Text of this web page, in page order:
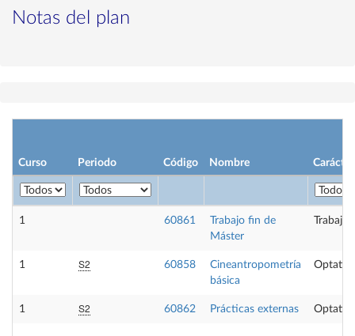
Notas del plan
Curso Periodo Código Nombre Carácter
1 60861
Trabajo fin de
Máster
1 S2 60858
Cineantropometría
básica
1 S2 60862 Prácticas externas